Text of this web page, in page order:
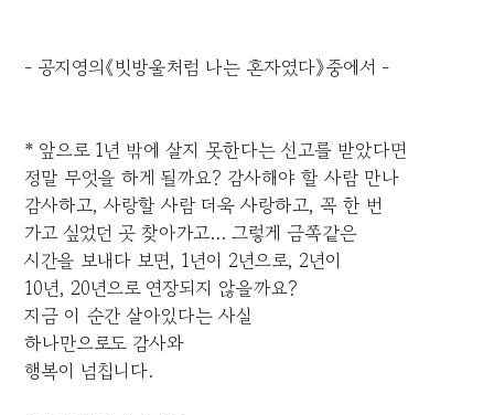
- 공지영의《빗방울처럼 나는 혼자였다》중에서 -
* 앞으로 1년 밖에 살지 못한다는 선고를 받았다면
정말 무엇을 하게 될까요? 감사해야 할 사람 만나
감사하고, 사랑할 사람 더욱 사랑하고, 꼭 한 번
가고 싶었던 곳 찾아가고... 그렇게 금쪽같은
시간을 보내다 보면, 1년이 2년으로, 2년이
10년, 20년으로 연장되지 않을까요?
지금 이 순간 살아있다는 사실
하나만으로도 감사와
행복이 넘칩니다.